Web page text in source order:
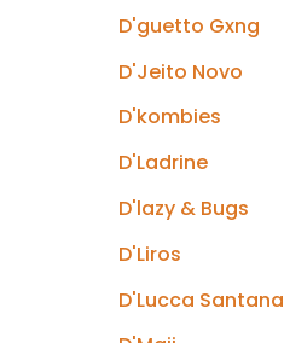
D'guetto Gxng
D'Jeito Novo
D'kombies
D'Ladrine
D'lazy & Bugs
D'Liros
D'Lucca Santana